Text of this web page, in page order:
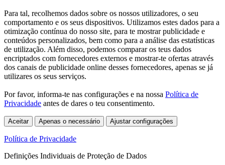
Para tal, recolhemos dados sobre os nossos utilizadores, o seu
comportamento e os seus dispositivos. Utilizamos estes dados para a
otimização contínua do nosso site, para te mostrar publicidade e
conteúdos personalizados, bem como para a análise das estatísticas
de utilização. Além disso, podemos comparar os teus dados
encriptados com fornecedores externos e mostrar-te ofertas através
dos canais de publicidade online desses fornecedores, apenas se já
utilizares os seus serviços.
Por favor, informa-te nas configurações e na nossa Política de
Privacidade antes de dares o teu consentimento.
Aceitar Apenas o necessário Ajustar configurações
Política de Privacidade
Definições Individuais de Proteção de Dados